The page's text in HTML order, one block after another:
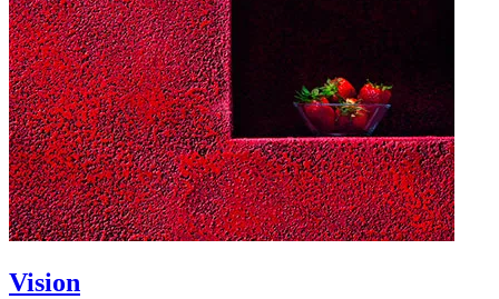
Vision